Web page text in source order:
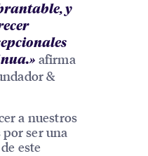
y
afirma
&
a nuestros
ser una
este